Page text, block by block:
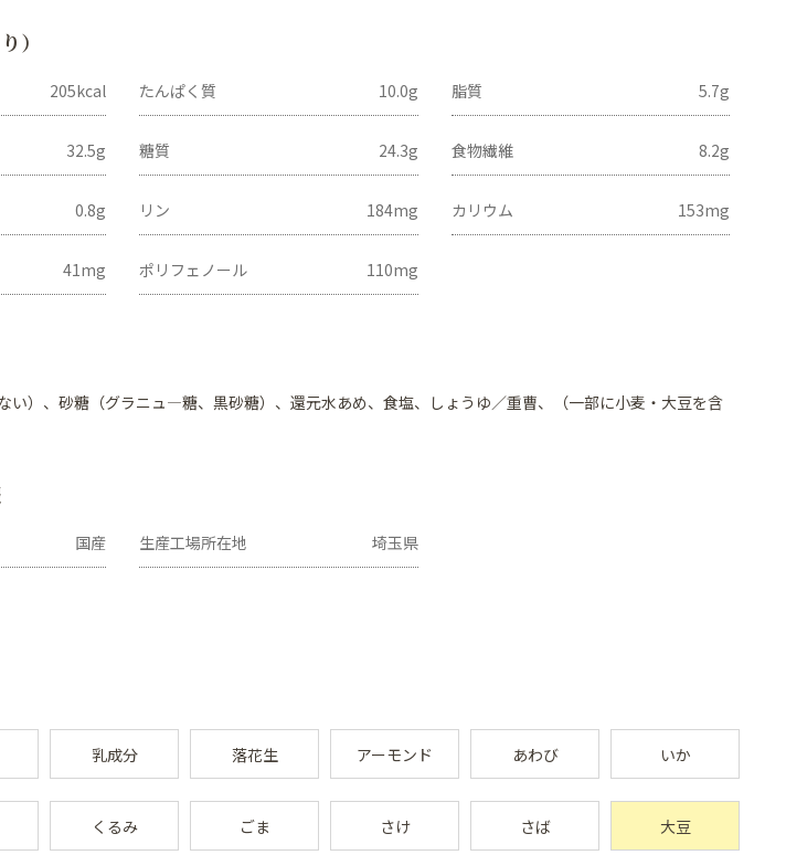
）
205kcal たんぱく質 10.0g 脂質 5.7g
32.5g 糖質 24.3g 食物繊維 8.2g
0.8g リン 184mg カリウム 153mg
41mg ポリフェノール 110mg
い）、砂糖（グラニュ―糖、黒砂糖）、還元水あめ、食塩、しょうゆ／重曹、（一部に小麦・大豆を含
国産 生産工場所在地 埼玉県
乳成分 落花生 アーモンド あわび いか
くるみ ごま さけ さば 大豆